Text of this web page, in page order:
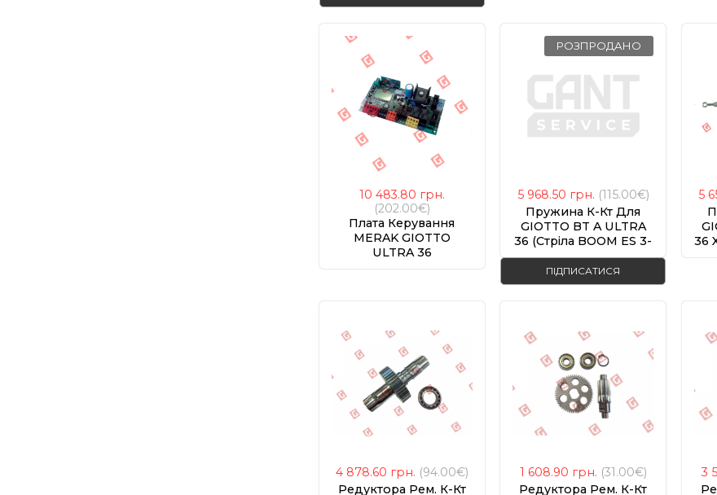
10 483.80 грн.
(202.00€)
Плата Керування
MERAK GIOTTO
ULTRA 36
РОЗПРОДАНО
5 968.50 грн. (115.00€)
Пружина К-Кт Для
GIOTTO BT A ULTRA
36 (стріла BOOM ES 3-
4м)
ПІДПИСАТИСЯ
5
36
4 878.60 грн. (94.00€)
Редуктора Рем. К-Кт
1 608.90 грн. (31.00€)
Редуктора Рем. К-Кт
3